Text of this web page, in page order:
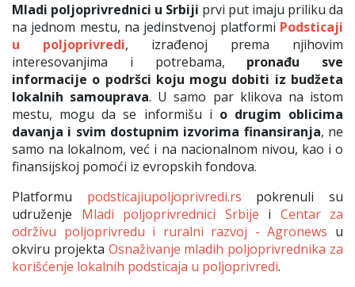
Mladi poljoprivrednici u Srbiji prvi put imaju priliku da
na jednom mestu, na jedinstvenoj platformi Podsticaji
u poljoprivredi, izrađenoj prema njihovim
interesovanjima i potrebama, pronađu sve
informacije o podršci koju mogu dobiti iz budžeta
lokalnih samouprava. U samo par klikova na istom
mestu, mogu da se informišu i o drugim oblicima
davanja i svim dostupnim izvorima finansiranja, ne
samo na lokalnom, već i na nacionalnom nivou, kao i o
finansijskoj pomoći iz evropskih fondova.
Platformu podsticajiupoljoprivredi.rs pokrenuli su
udruženje Mladi poljoprivrednici Srbije i Centar za
održivu poljoprivredu i ruralni razvoj - Agronews u
okviru projekta Osnaživanje mladih poljoprivrednika za
korišćenje lokalnih podsticaja u poljoprivredi.